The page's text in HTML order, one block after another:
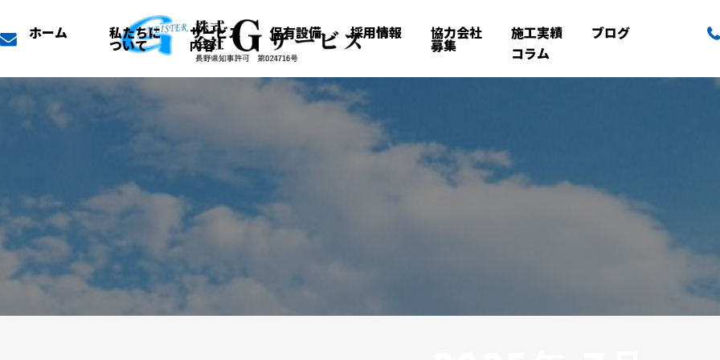
ホーム 私たちに
ついて
サービス
内容
保有設備 採用情報 協力会社
募集
施工実績
ブログ
コラム